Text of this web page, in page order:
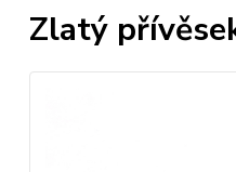
Zlatý